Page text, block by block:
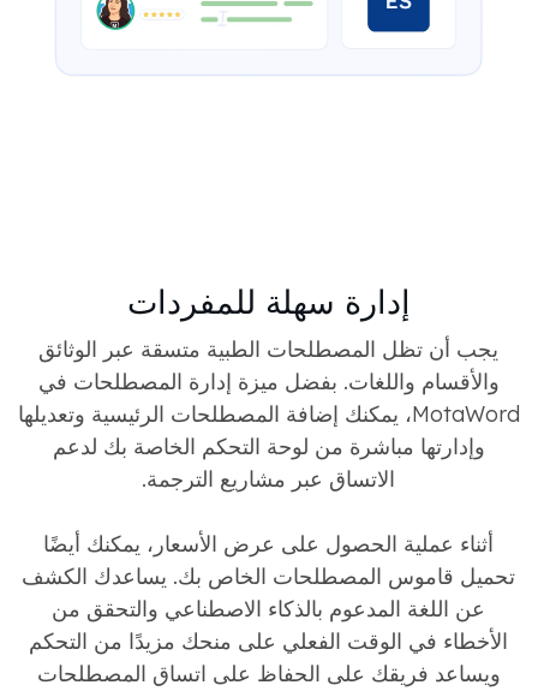
إدارة سهلة للمفردات
يجب أن تظل المصطلحات الطبية متسقة عبر الوثائق
والأقسام واللغات. بفضل ميزة إدارة المصطلحات في
MotaWord، يمكنك إضافة المصطلحات الرئيسية وتعديلها
وإدارتها مباشرة من لوحة التحكم الخاصة بك لدعم
الاتساق عبر مشاريع الترجمة.
أثناء عملية الحصول على عرض الأسعار، يمكنك أيضًا
تحميل قاموس المصطلحات الخاص بك. يساعدك الكشف
عن اللغة المدعوم بالذكاء الاصطناعي والتحقق من
الأخطاء في الوقت الفعلي على منحك مزيدًا من التحكم
ويساعد فريقك على الحفاظ على اتساق المصطلحات